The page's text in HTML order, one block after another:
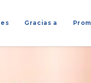
Gracias a